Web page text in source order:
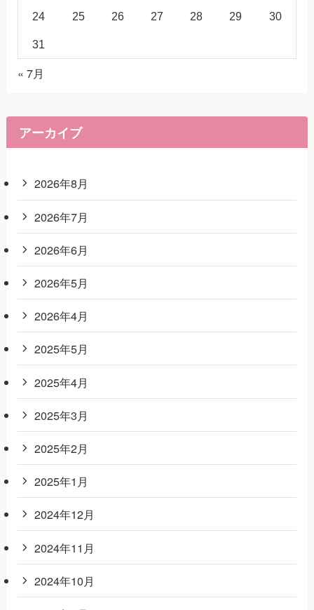
24 25 26 27 28 29 30
31
« 7月
アーカイブ
2026年8月
2026年7月
2026年6月
2026年5月
2026年4月
2025年5月
2025年4月
2025年3月
2025年2月
2025年1月
2024年12月
2024年11月
2024年10月